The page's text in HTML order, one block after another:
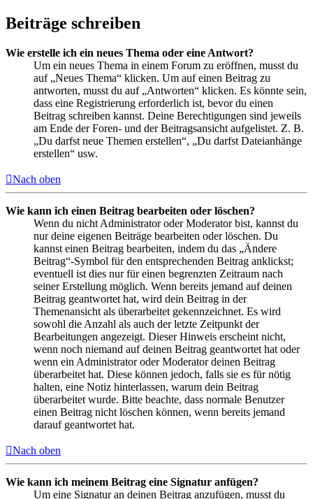
Beiträge schreiben
Wie erstelle ich ein neues Thema oder eine Antwort?
Um ein neues Thema in einem Forum zu eröffnen, musst du
auf „Neues Thema“ klicken. Um auf einen Beitrag zu
antworten, musst du auf „Antworten“ klicken. Es könnte sein,
dass eine Registrierung erforderlich ist, bevor du einen
Beitrag schreiben kannst. Deine Berechtigungen sind jeweils
am Ende der Foren- und der Beitragsansicht aufgelistet. Z. B.
„Du darfst neue Themen erstellen“, „Du darfst Dateianhänge
erstellen“ usw.
Nach oben
Wie kann ich einen Beitrag bearbeiten oder löschen?
Wenn du nicht Administrator oder Moderator bist, kannst du
nur deine eigenen Beiträge bearbeiten oder löschen. Du
kannst einen Beitrag bearbeiten, indem du das „Ändere
Beitrag“-Symbol für den entsprechenden Beitrag anklickst;
eventuell ist dies nur für einen begrenzten Zeitraum nach
seiner Erstellung möglich. Wenn bereits jemand auf deinen
Beitrag geantwortet hat, wird dein Beitrag in der
Themenansicht als überarbeitet gekennzeichnet. Es wird
sowohl die Anzahl als auch der letzte Zeitpunkt der
Bearbeitungen angezeigt. Dieser Hinweis erscheint nicht,
wenn noch niemand auf deinen Beitrag geantwortet hat oder
wenn ein Administrator oder Moderator deinen Beitrag
überarbeitet hat. Diese können jedoch, falls sie es für nötig
halten, eine Notiz hinterlassen, warum dein Beitrag
überarbeitet wurde. Bitte beachte, dass normale Benutzer
einen Beitrag nicht löschen können, wenn bereits jemand
darauf geantwortet hat.
Nach oben
Wie kann ich meinem Beitrag eine Signatur anfügen?
Um eine Signatur an deinen Beitrag anzufügen, musst du